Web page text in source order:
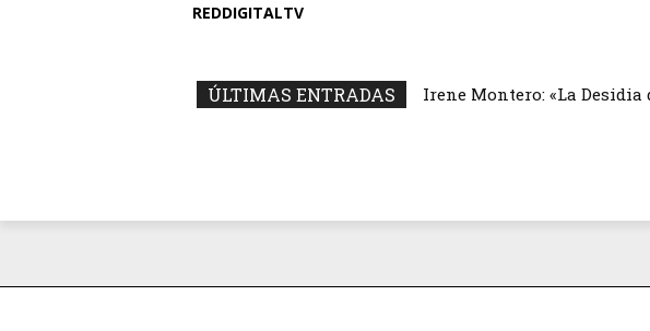
REDDIGITALTV
ÚLTIMAS ENTRADAS Irene Montero: «La